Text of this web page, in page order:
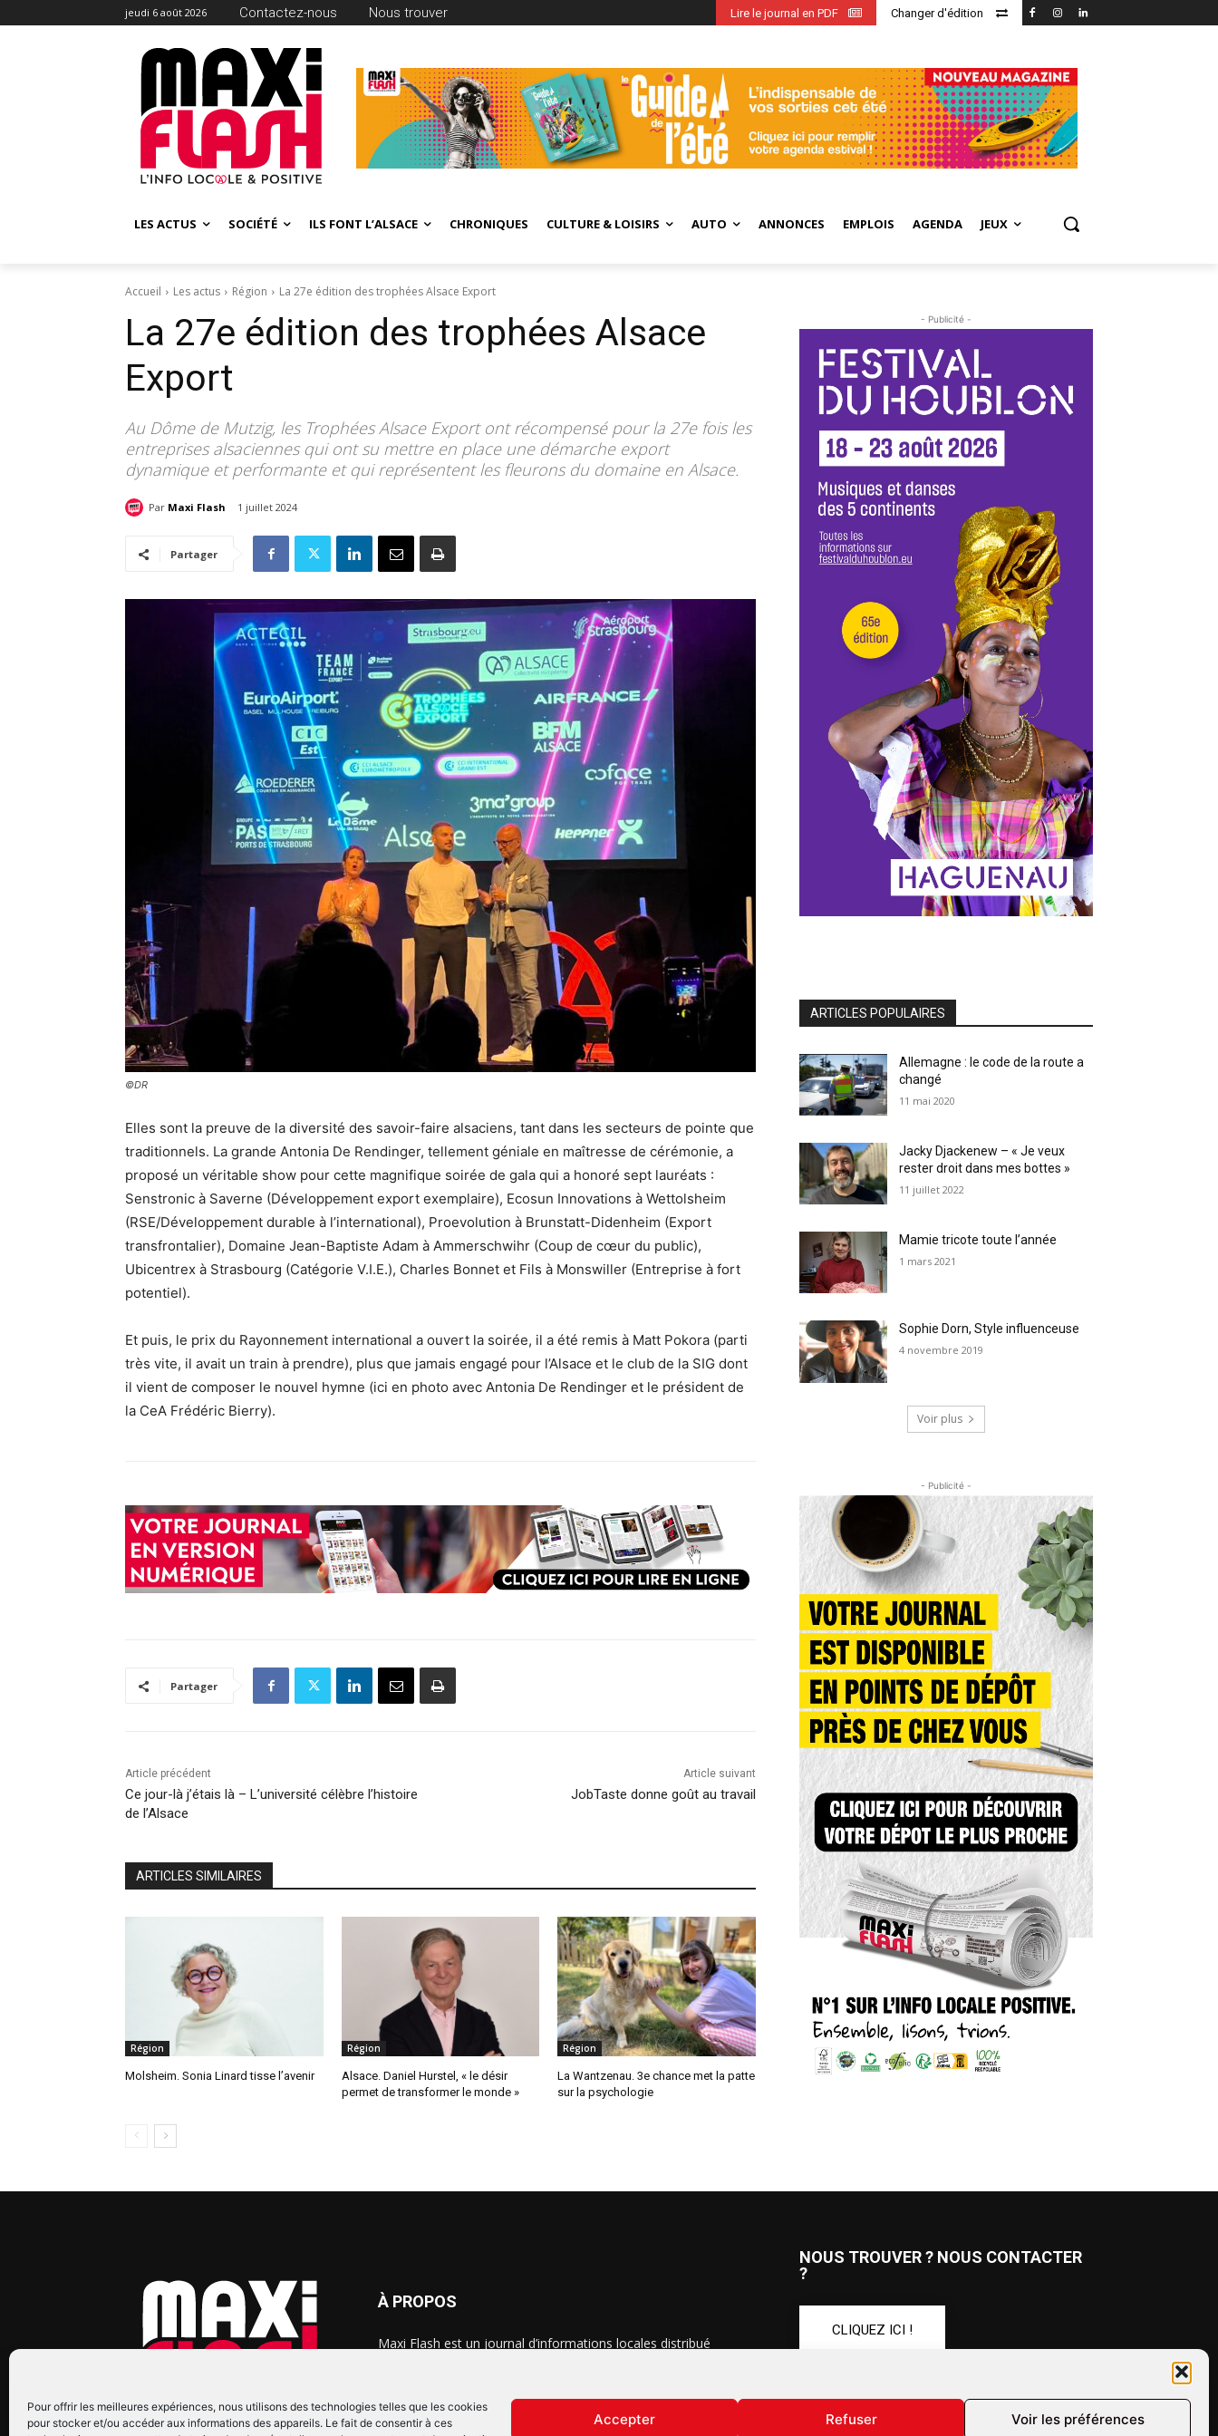
Pour offrir les meilleures expériences, nous utilisons des technologies telles que les cookies
pour stocker et/ou accéder aux informations des appareils. Le fait de consentir à ces
Accepter Refuser Voir les préférences
jeudi 6 août 2026 Contactez-nous Nous trouver Changer d'édition
Lire le journal en PDF
LES ACTUS SOCIÉTÉ ILS FONT L’ALSACE CHRONIQUES CULTURE & LOISIRS AUTO ANNONCES EMPLOIS AGENDA JEUX
Accueil Les actus Région La 27e édition des trophées Alsace Export
La 27e édition des trophées Alsace
Export
Au Dôme de Mutzig, les Trophées Alsace Export ont récompensé pour la 27e fois les
entreprises alsaciennes qui ont su mettre en place une démarche export
dynamique et performante et qui représentent les fleurons du domaine en Alsace.
Par Maxi Flash 1 juillet 2024
Partager
©DR
Elles sont la preuve de la diversité des savoir-faire alsaciens, tant dans les secteurs de pointe que
traditionnels. La grande Antonia De Rendinger, tellement géniale en maîtresse de cérémonie, a
proposé un véritable show pour cette magnifique soirée de gala qui a honoré sept lauréats :
Senstronic à Saverne (Développement export exemplaire), Ecosun Innovations à Wettolsheim
(RSE/Développement durable à l’international), Proevolution à Brunstatt-Didenheim (Export
transfrontalier), Domaine Jean-Baptiste Adam à Ammerschwihr (Coup de cœur du public),
Ubicentrex à Strasbourg (Catégorie V.I.E.), Charles Bonnet et Fils à Monswiller (Entreprise à fort
potentiel).
Et puis, le prix du Rayonnement international a ouvert la soirée, il a été remis à Matt Pokora (parti
très vite, il avait un train à prendre), plus que jamais engagé pour l’Alsace et le club de la SIG dont
il vient de composer le nouvel hymne (ici en photo avec Antonia De Rendinger et le président de
la CeA Frédéric Bierry).
Partager
Article précédent
Ce jour-là j’étais là – L’université célèbre l’histoire
de l’Alsace
Article suivant
JobTaste donne goût au travail
ARTICLES SIMILAIRES
Région
Molsheim. Sonia Linard tisse l’avenir
Région
Alsace. Daniel Hurstel, « le désir
permet de transformer le monde »
Région
La Wantzenau. 3e chance met la patte
sur la psychologie
- Publicité -
ARTICLES POPULAIRES
Allemagne : le code de la route a
changé
11 mai 2020
Jacky Djackenew – « Je veux
rester droit dans mes bottes »
11 juillet 2022
Mamie tricote toute l’année
1 mars 2021
Sophie Dorn, Style influenceuse
4 novembre 2019
Voir plus
- Publicité -
À PROPOS
Maxi Flash est un journal d’informations locales distribué
2022, et à Colmar, Vignoble et Plaine depuis 2023.
NOUS TROUVER ? NOUS CONTACTER
?
CLIQUEZ ICI !